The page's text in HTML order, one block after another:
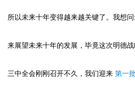
所以未来十年变得越来越关键了。我想
来展望未来十年的发展，毕竟这次明德
三中全会刚刚召开不久，我们迎来 第一